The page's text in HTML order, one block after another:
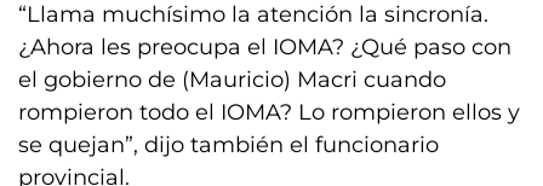
“Llama muchísimo la atención la sincronía.
¿Ahora les preocupa el IOMA? ¿Qué paso con
el gobierno de (Mauricio) Macri cuando
rompieron todo el IOMA? Lo rompieron ellos y
se quejan”, dijo también el funcionario
provincial.